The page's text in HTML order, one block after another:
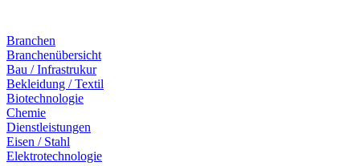
Branchen
Branchenübersicht
Bau / Infrastrukur
Bekleidung / Textil
Biotechnologie
Chemie
Dienstleistungen
Eisen / Stahl
Elektrotechnologie